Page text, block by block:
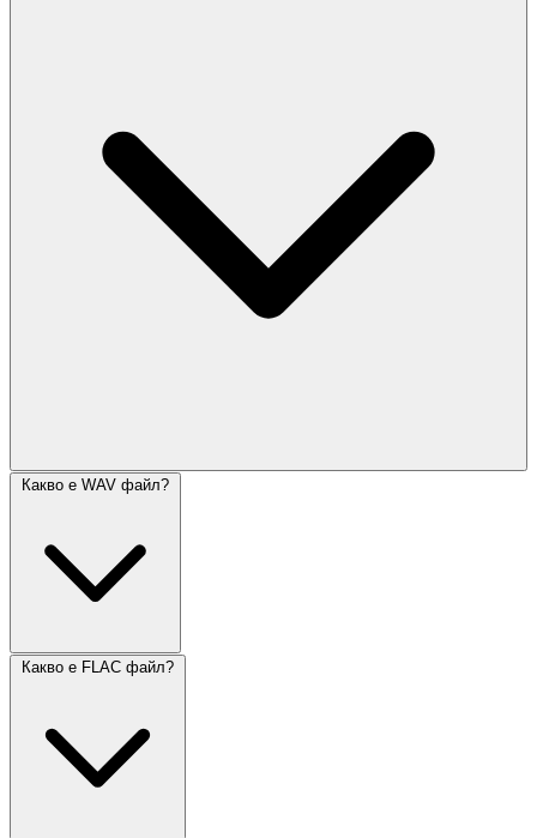
Какво е WAV файл?
Какво е FLAC файл?